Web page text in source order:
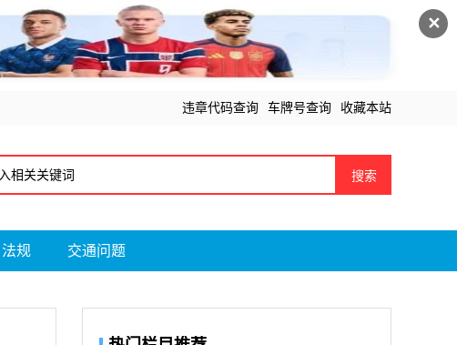
✕
违章代码查询 车牌号查询 收藏本站
搜索
法规 交通问题